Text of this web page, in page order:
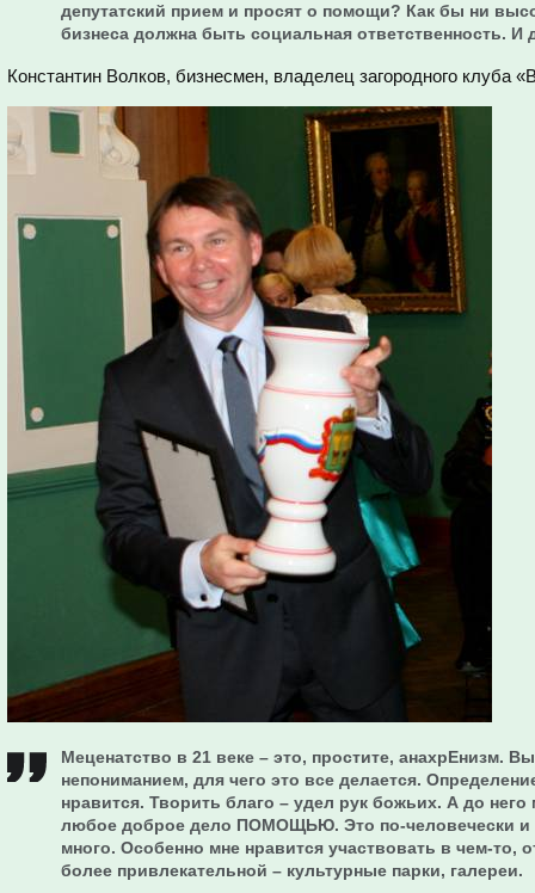
депутатский прием и просят о помощи? Как бы ни
бизнеса должна быть социальная ответственность. И
Константин Волков, бизнесмен, владелец загородного клуба
Меценатство в 21 веке – это, простите, анахрЕнизм.
непониманием, для чего это все делается.
нравится. Творить благо – удел рук божьих. А до
любое доброе дело ПОМОЩЬЮ. Это по-человечески и
много. Особенно мне нравится участвовать в чем-то,
более привлекательной – культурные парки, галереи.